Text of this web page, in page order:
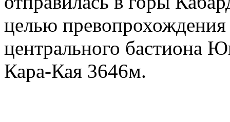
целью превопрохождения
центрального бастиона
Кара-Кая 3646м.